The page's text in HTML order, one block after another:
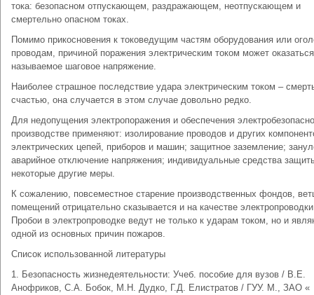
тока: безопасном отпускающем, раздражающем, неотпускающем и
смертельно опасном токах.
Помимо прикосновения к токоведущим частям оборудования или
проводам, причиной поражения электрическим током может
называемое шаговое напряжение.
Наиболее страшное последствие удара электрическим током –
счастью, она случается в этом случае довольно редко.
Для недопущения электропоражения и обеспечения
производстве применяют: изолирование проводов и других
электрических цепей, приборов и машин; защитное заземление;
аварийное отключение напряжения; индивидуальные средства
некоторые другие меры.
К сожалению, повсеместное старение производственных фондов,
помещений отрицательно сказывается и на качестве
Пробои в электропроводке ведут не только к ударам током, но и
одной из основных причин пожаров.
Список использованной литературы
1. Безопасность жизнедеятельности: Учеб. пособие для вузов / В.Е.
Анофриков, С.А. Бобок, М.Н. Дудко, Г.Д. Елистратов / ГУУ. М., ЗАО «